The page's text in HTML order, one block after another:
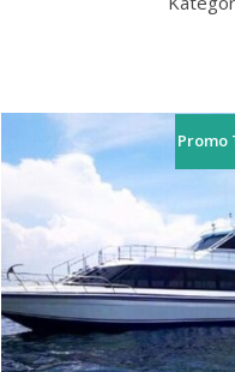
Dewasa
Promo